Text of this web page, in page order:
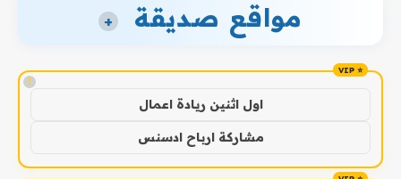
مواقع صديقة +
!
اول اثنين ريادة اعمال
مشاركة ارباح ادسنس